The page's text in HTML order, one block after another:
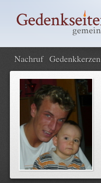
Nachruf Gedenkkerzen